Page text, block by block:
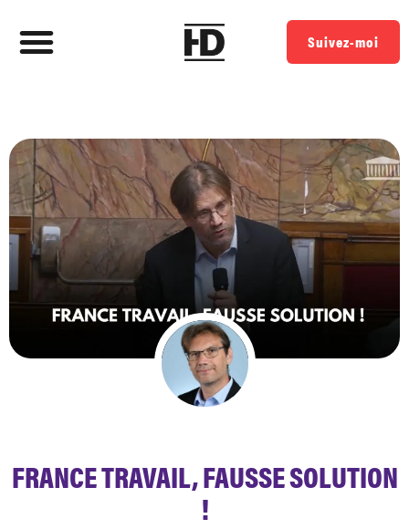
Suivez-moi
FRANCE TRAVAIL, FAUSSE SOLUTION
!